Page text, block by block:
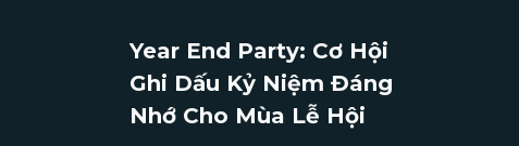
GALA
DINNER
Year End Party: Cơ Hội
Ghi Dấu Kỷ Niệm Đáng
Nhớ Cho Mùa Lễ Hội